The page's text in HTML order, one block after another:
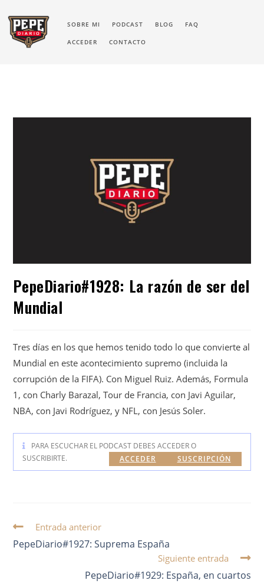
SOBRE MI PODCAST BLOG FAQ
ACCEDER CONTACTO
PepeDiario#1928: La razón de ser del
Mundial
Tres días en los que hemos tenido todo lo que convierte al
Mundial en este acontecimiento supremo (incluida la
corrupción de la FIFA). Con Miguel Ruiz. Además, Formula
1, con Charly Barazal, Tour de Francia, con Javi Aguilar,
NBA, con Javi Rodríguez, y NFL, con Jesús Soler.
PARA ESCUCHAR EL PODCAST DEBES ACCEDER O
SUSCRIBIRTE.
SUSCRIPCIÓN
ACCEDER
Entrada anterior
PepeDiario#1927: Suprema España
Siguiente entrada
PepeDiario#1929: España, en cuartos